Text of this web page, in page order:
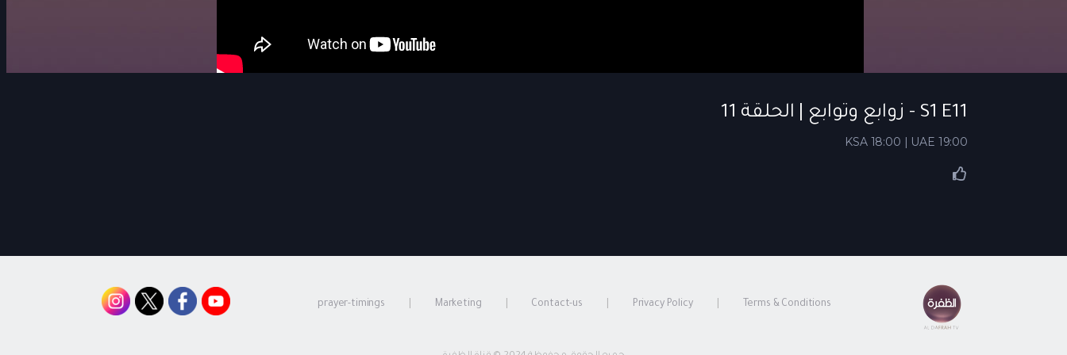
S1 E11 - زوابع وتوابع | الحلقة 11
KSA 18:00 | UAE 19:00
Terms & Conditions
Privacy Policy
Contact-us
Marketing
prayer-timings